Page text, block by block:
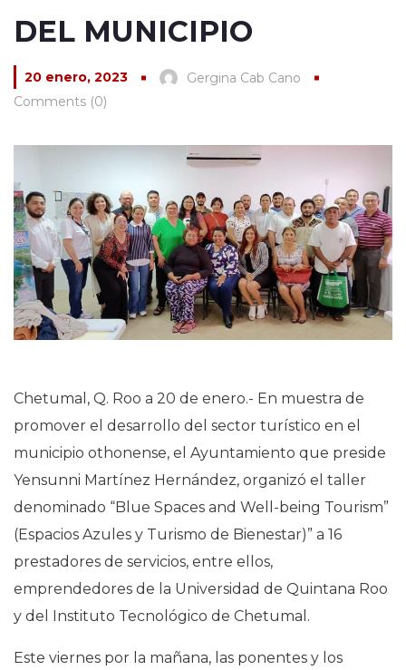
DEL MUNICIPIO
20 enero, 2023
Gergina Cab Cano
Comments (0)
Chetumal, Q. Roo a 20 de enero.- En muestra de
promover el desarrollo del sector turístico en el
municipio othonense, el Ayuntamiento que preside
Yensunni Martínez Hernández, organizó el taller
denominado “Blue Spaces and Well-being Tourism”
(Espacios Azules y Turismo de Bienestar)” a 16
prestadores de servicios, entre ellos,
emprendedores de la Universidad de Quintana Roo
y del Instituto Tecnológico de Chetumal.
Este viernes por la mañana, las ponentes y los